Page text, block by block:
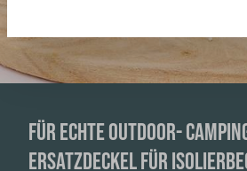
FÜR ECHTE OUTDOOR-
ERSATZDECKEL FÜR